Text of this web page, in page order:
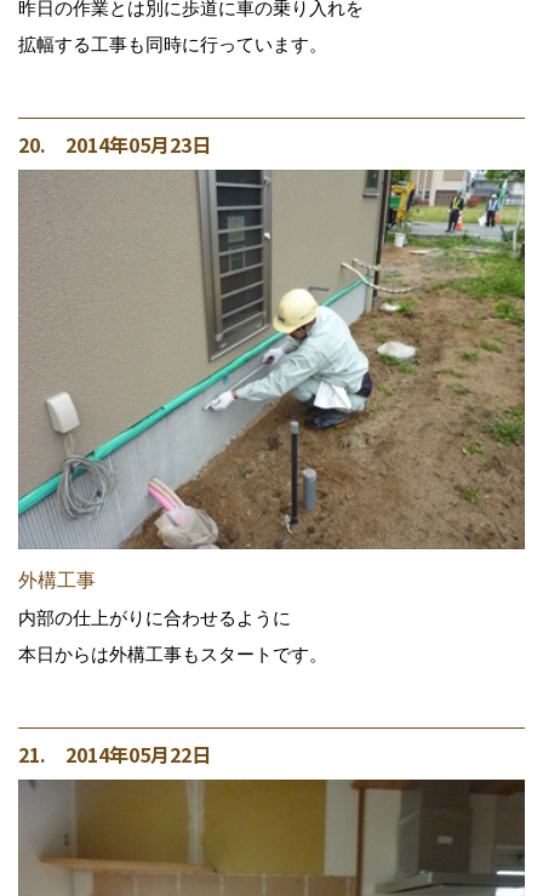
昨日の作業とは別に歩道に車の乗り入れを
拡幅する工事も同時に行っています。
20. 2014年05月23日
外構工事
内部の仕上がりに合わせるように
本日からは外構工事もスタートです。
21. 2014年05月22日